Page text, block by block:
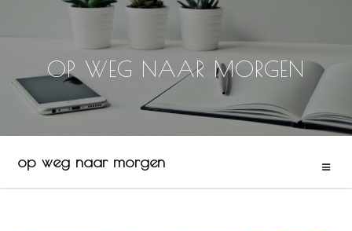
content
OP WEG NAAR MORGEN
op weg naar morgen